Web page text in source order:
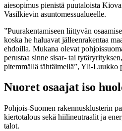
aiesopimus pienistä puutaloista
Vasilkievin asuntomessualueelle.
”Puurakentamiseen liittyvän
koska he haluavat jälleenrakentaa
ehdoilla. Mukana olevat
perustaa sinne sisar- tai
pitemmällä tähtäimellä”, Yli-Luukko
Nuoret osaajat iso
Pohjois-Suomen rakennusklusterin
kiertotalous sekä hiilineutraalit ja
talot.